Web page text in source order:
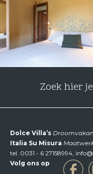
Zoek hier
Dolce Villa’s
Italia Su Misura
tel. 0031 - 6 27158994,
Volg ons op